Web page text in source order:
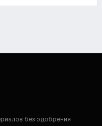
без одобрения